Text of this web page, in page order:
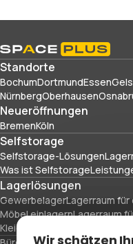
Standorte
BochumDortmundEssen
NürnbergOberhausen
Neueröffnungen
BremenKöln
Selfstorage
Selfstorage-Lösungen
Was ist Selfstorage
Lagerlösungen
GewerbelagerLagerraum für
Möbel einlagernLagerraum
Kleidung einlagern
Wir schätzen